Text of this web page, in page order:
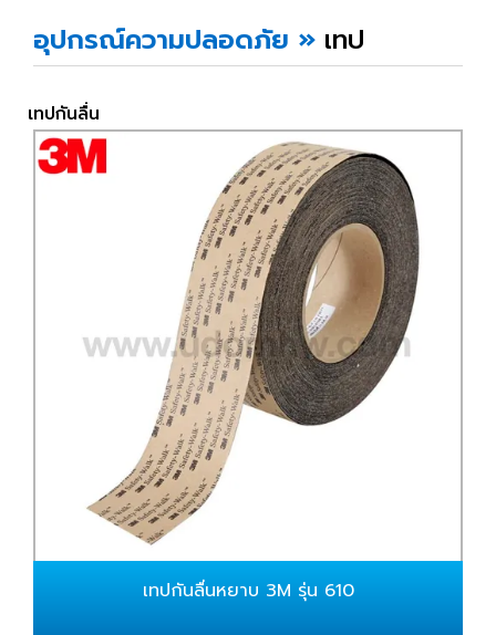
อุปกรณ์ความปลอดภัย » เทป
เทปกันลื่น
เทปกันลื่นหยาบ 3M รุ่น 610